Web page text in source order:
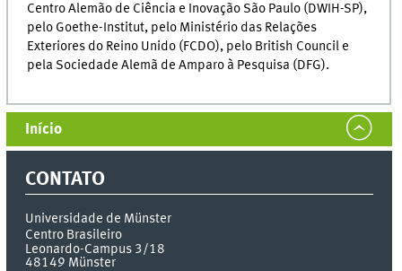
Centro Alemão de Ciência e Inovação São Paulo (DWIH-SP),
pelo Goethe-Institut, pelo Ministério das Relações
Exteriores do Reino Unido (FCDO), pelo British Council e
pela Sociedade Alemã de Amparo à Pesquisa (DFG).
Início
CONTATO
Universidade de Münster
Centro Brasileiro
Leonardo-Campus 3/18
48149 Münster